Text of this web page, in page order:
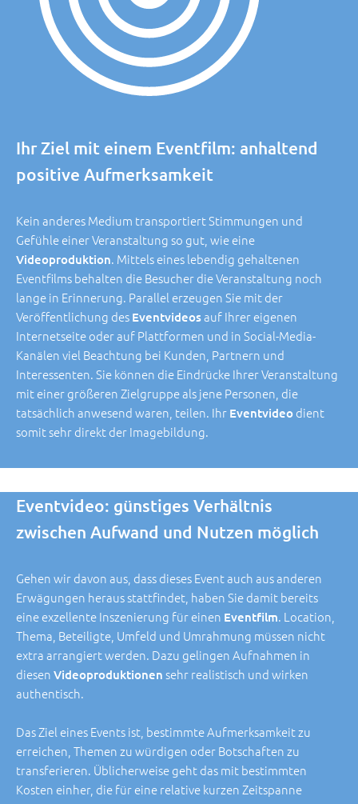
Ihr Ziel mit einem Eventfilm: anhaltend
positive Aufmerksamkeit
Kein anderes Medium transportiert Stimmungen und
Gefühle einer Veranstaltung so gut, wie eine
Videoproduktion. Mittels eines lebendig gehaltenen
Eventfilms behalten die Besucher die Veranstaltung noch
lange in Erinnerung. Parallel erzeugen Sie mit der
Veröffentlichung des Eventvideosauf Ihrer eigenen
Internetseite oder auf Plattformen und in Social-Media-
Kanälen viel Beachtung bei Kunden, Partnern und
Interessenten. Sie können die Eindrücke Ihrer Veranstaltung
mit einer größeren Zielgruppe als jene Personen, die
tatsächlich anwesend waren, teilen. Ihr Eventvideo dient
somit sehr direkt der Imagebildung.
Eventvideo: günstiges Verhältnis
zwischen Aufwand und Nutzen möglich
Gehen wir davon aus, dass dieses Event auch aus anderen
Erwägungen heraus stattfindet, haben Sie damit bereits
eine exzellente Inszenierung für einen Eventfilm. Location,
Thema, Beteiligte, Umfeld und Umrahmung müssen nicht
extra arrangiert werden. Dazu gelingen Aufnahmen in
diesen Videoproduktionen sehr realistisch und wirken
authentisch.
Das Ziel eines Events ist, bestimmte Aufmerksamkeit zu
erreichen, Themen zu würdigen oder Botschaften zu
transferieren. Üblicherweise geht das mit bestimmten
Kosten einher, die für eine relative kurzen Zeitspanne